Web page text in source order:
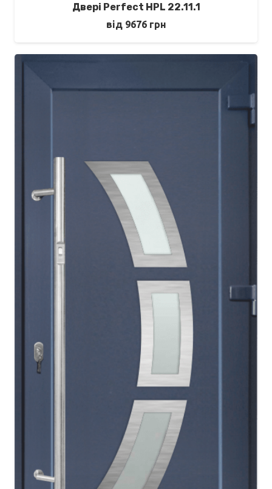
Двері Perfect HPL 22.11.1
від 9676 грн